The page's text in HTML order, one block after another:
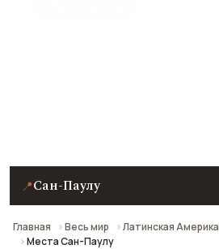
📍Сан-Паулу
Главная Весь мир Латинская Америка
Места Сан-Паулу